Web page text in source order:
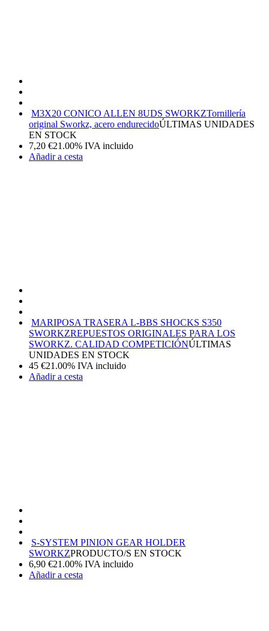
M3X20 CONICO ALLEN 8UDS SWORKZTornillería
original Sworkz, acero endurecidoÚLTIMAS UNIDADES
EN STOCK
7,20 €21.00% IVA incluido
Añadir a cesta
MARIPOSA TRASERA L-BBS SHOCKS S350
SWORKZREPUESTOS ORIGINALES PARA LOS
SWORKZ. CALIDAD COMPETICIÓNÚLTIMAS
UNIDADES EN STOCK
45 €21.00% IVA incluido
Añadir a cesta
S-SYSTEM PINION GEAR HOLDER
SWORKZPRODUCTO/S EN STOCK
6,90 €21.00% IVA incluido
Añadir a cesta